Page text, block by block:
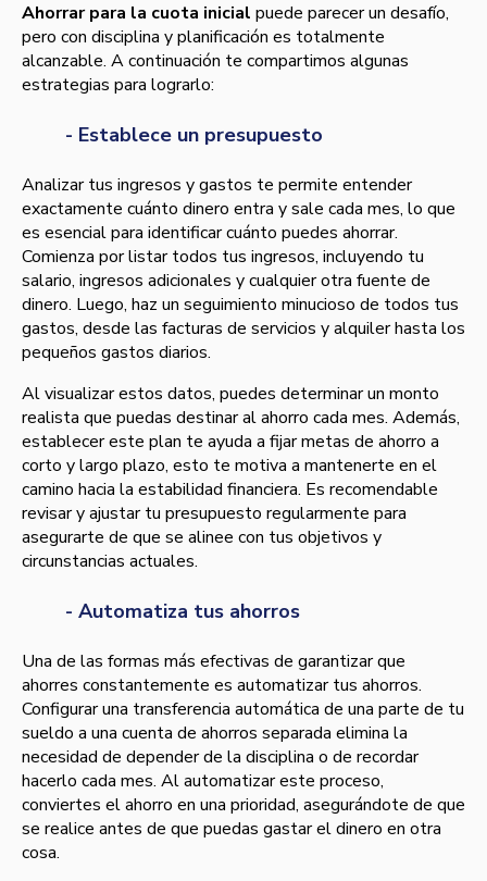
Ahorrar para la cuota inicial puede parecer un desafío,
pero con disciplina y planificación es totalmente
alcanzable. A continuación te compartimos algunas
estrategias para lograrlo:
- Establece un presupuesto
Analizar tus ingresos y gastos te permite entender
exactamente cuánto dinero entra y sale cada mes, lo que
es esencial para identificar cuánto puedes ahorrar.
Comienza por listar todos tus ingresos, incluyendo tu
salario, ingresos adicionales y cualquier otra fuente de
dinero. Luego, haz un seguimiento minucioso de todos tus
gastos, desde las facturas de servicios y alquiler hasta los
pequeños gastos diarios.
Al visualizar estos datos, puedes determinar un monto
realista que puedas destinar al ahorro cada mes. Además,
establecer este plan te ayuda a fijar metas de ahorro a
corto y largo plazo, esto te motiva a mantenerte en el
camino hacia la estabilidad financiera. Es recomendable
revisar y ajustar tu presupuesto regularmente para
asegurarte de que se alinee con tus objetivos y
circunstancias actuales.
- Automatiza tus ahorros
Una de las formas más efectivas de garantizar que
ahorres constantemente es automatizar tus ahorros.
Configurar una transferencia automática de una parte de tu
sueldo a una cuenta de ahorros separada elimina la
necesidad de depender de la disciplina o de recordar
hacerlo cada mes. Al automatizar este proceso,
conviertes el ahorro en una prioridad, asegurándote de que
se realice antes de que puedas gastar el dinero en otra
cosa.